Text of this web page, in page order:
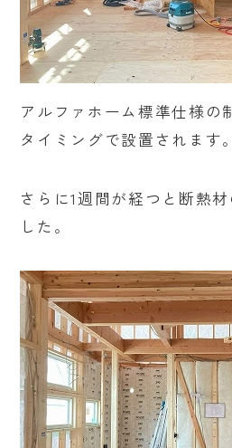
アルファホーム標準仕様の
タイミングで設置されます。
さらに1週間が経つと断熱
した。